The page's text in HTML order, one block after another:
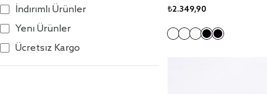
İndirimli Ürünler
Yeni Ürünler
Ücretsiz Kargo
₺2.349,90